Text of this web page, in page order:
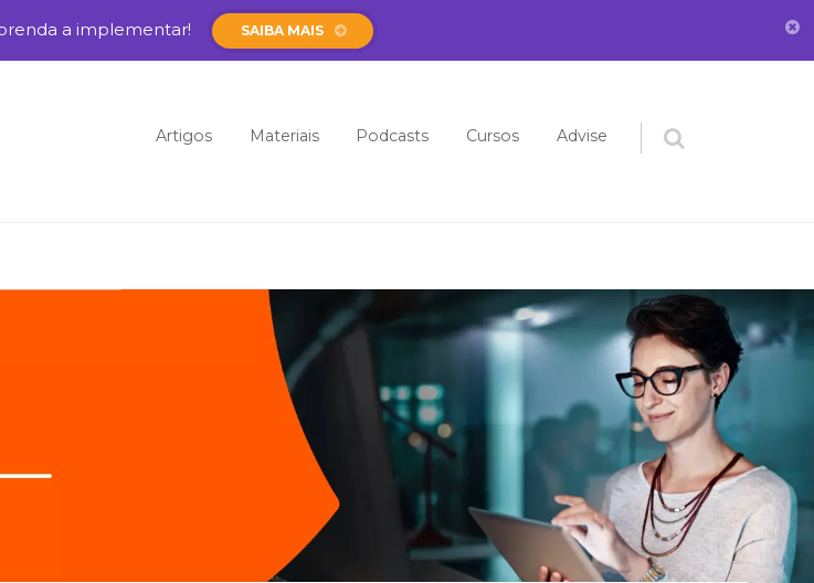
a implementar! SAIBA MAIS
Pular para o conteúdo
Artigos Materiais Podcasts Cursos Advise